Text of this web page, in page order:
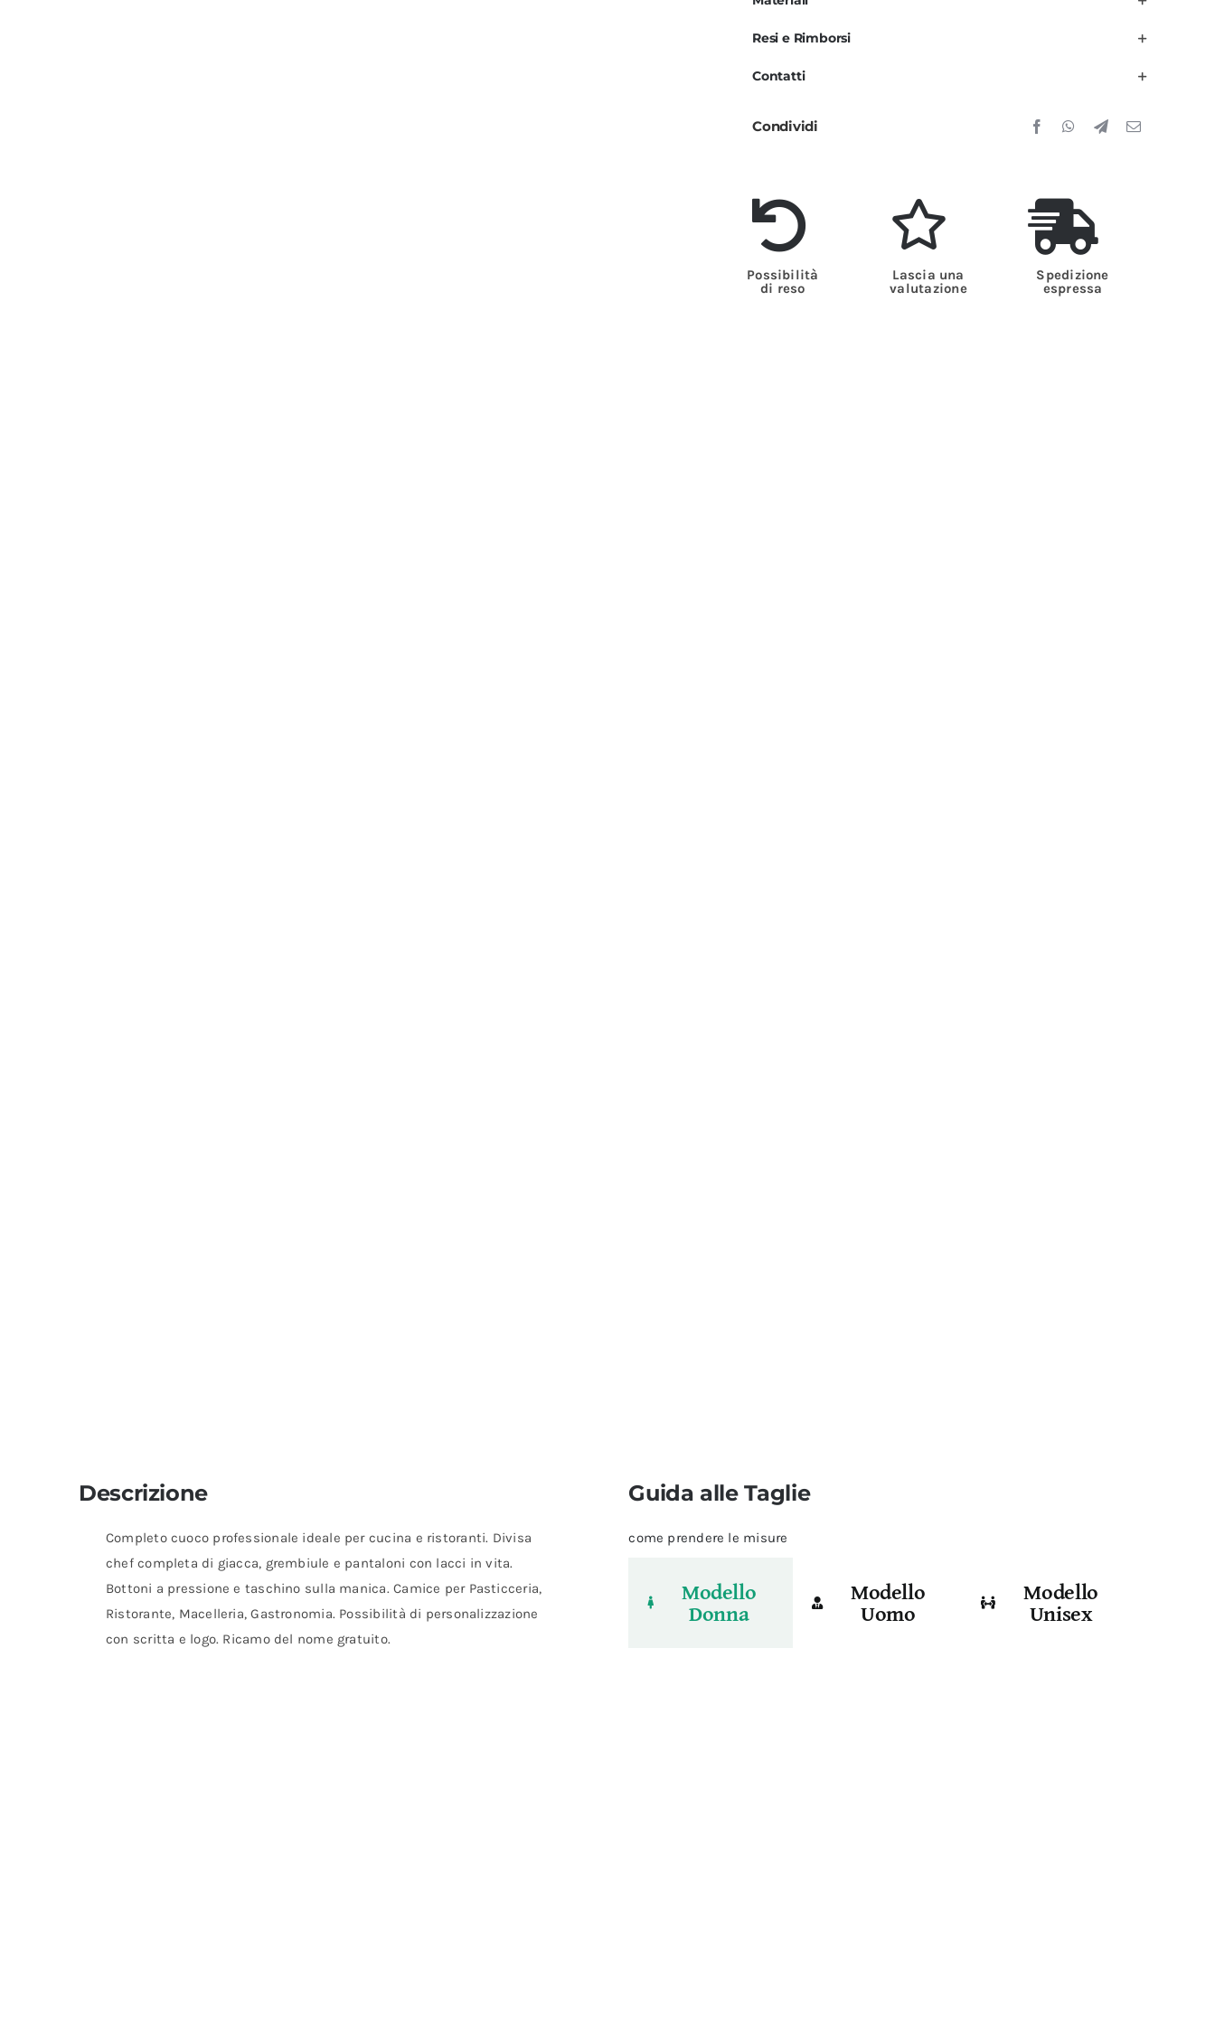
Manica
3/4
quantità
Resi e Rimborsi
Contatti
Condividi
Possibilità
di reso
Lascia una
valutazione
Spedizione
espressa
Descrizione
Completo cuoco professionale ideale per cucina e ristoranti. Divisa
chef completa di giacca, grembiule e pantaloni con lacci in vita.
Bottoni a pressione e taschino sulla manica. Camice per Pasticceria,
Ristorante, Macelleria, Gastronomia. Possibilità di personalizzazione
con scritta e logo. Ricamo del nome gratuito.
Guida alle Taglie
come prendere le misure
Modello
Donna
Modello
Uomo
Modello
Unisex